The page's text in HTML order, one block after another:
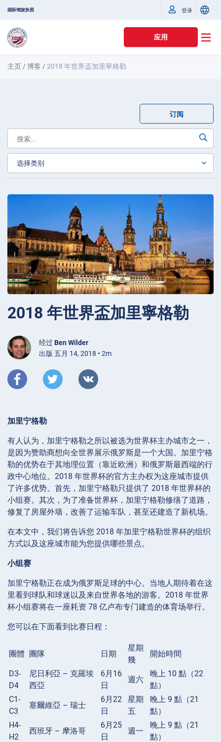
国际驾驶执照 登录
应用
主页 /博客 /2018 年世界盃加里寧格勒
订阅
2018 年世界盃加里寧格勒
经过 Ben Wilder
出版 五月 14, 2018 • 2m
加里宁格勒
有人认为，加里宁格勒之所以被选为世界杯主办城市之一，
是因为赞助商想向全世界展示俄罗斯是一个大国。加里宁格
勒的优势在于其地理位置（靠近欧洲）和俄罗斯最西端的行
政中心地位。2018 年世界杯的官方主办权为这座城市提供
了许多优势。首先，加里宁格勒只提供了 2018 年世界杯的
小组赛。其次，为了准备世界杯，加里宁格勒修缮了道路，
修复了房屋外墙，改善了运输车队，甚至还建造了新机场。
在本文中，我们将告诉您 2018 年加里宁格勒世界杯的组织
方式以及这座城市能为您提供哪些景点。
小组赛
加里宁格勒正在成为俄罗斯足球的中心。当地人期待着在这
里看到球队和球迷以及来自世界各地的游客。2018 年世界
杯小组赛将在一座耗资 78 亿卢布专门建造的体育场举行。
您可以在下面看到比赛日程：
團體 團隊 日期
星期
幾
開始時間
D3-
D4
尼日利亞 – 克羅埃
西亞
6月16
日
週六
晚上 10 點（22
點）
C1-
C3
塞爾維亞 – 瑞士
6月22
日
星期
五
晚上 9 點（21
點）
H4-
H2
西班牙 – 摩洛哥
6月25
日
週一
晚上 9 點（21
點）